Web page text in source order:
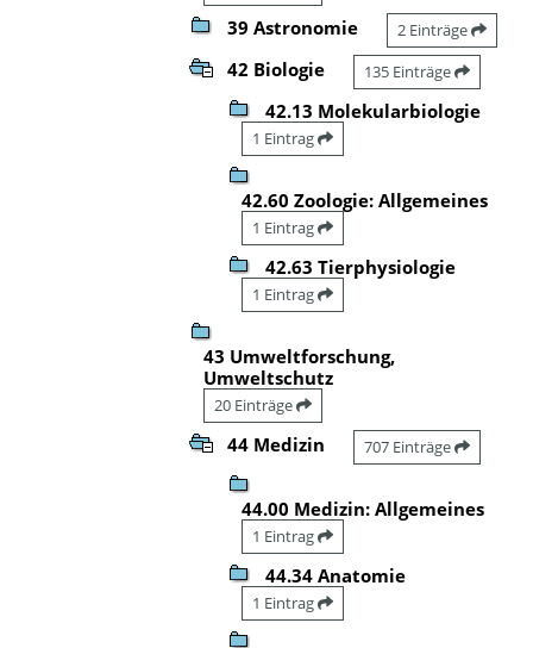
39 Astronomie 2 Einträge
42 Biologie 135 Einträge
42.13 Molekularbiologie
1 Eintrag
42.60 Zoologie: Allgemeines
1 Eintrag
42.63 Tierphysiologie
1 Eintrag
43 Umweltforschung,
Umweltschutz
20 Einträge
44 Medizin 707 Einträge
44.00 Medizin: Allgemeines
1 Eintrag
44.34 Anatomie
1 Eintrag